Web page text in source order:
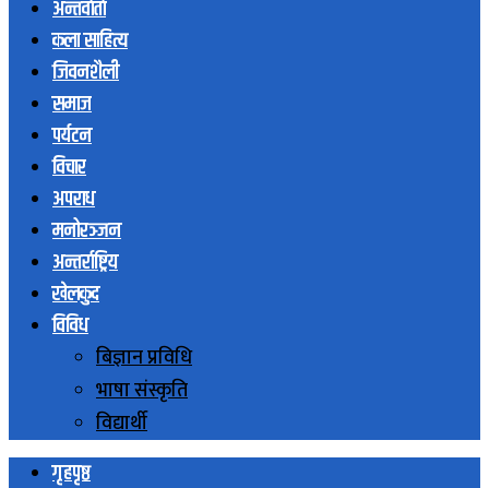
अन्तर्वार्ता
कला साहित्य
जिवनशैली
समाज
पर्यटन
विचार
अपराध
मनोरञ्जन
अन्तर्राष्ट्रिय
खेलकुद
विविध
बिज्ञान प्रविधि
भाषा संस्कृति
विद्यार्थी
गृहपृष्ठ